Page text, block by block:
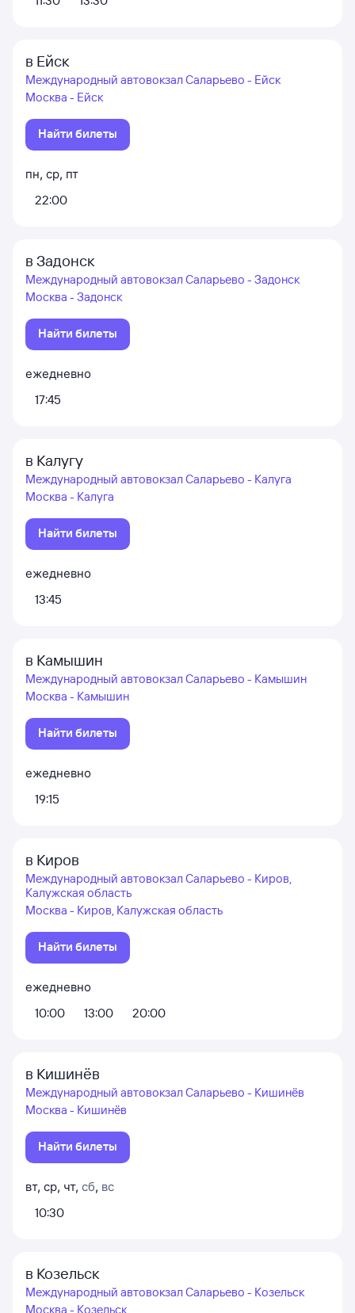
в Ейск
Международный автовокзал Саларьево - Ейск
Москва - Ейск
Найти билеты
пн, ср, пт
22:00
в Задонск
Международный автовокзал Саларьево - Задонск
Москва - Задонск
Найти билеты
ежедневно
17:45
в Калугу
Международный автовокзал Саларьево - Калуга
Москва - Калуга
Найти билеты
ежедневно
13:45
в Камышин
Международный автовокзал Саларьево - Камышин
Москва - Камышин
Найти билеты
ежедневно
19:15
в Киров
Международный автовокзал Саларьево - Киров,
Калужская область
Москва - Киров, Калужская область
Найти билеты
ежедневно
10:00
13:00 20:00
в Кишинёв
Международный автовокзал Саларьево - Кишинёв
Москва - Кишинёв
Найти билеты
вт, ср, чт, сб, вс
10:30
в Козельск
Международный автовокзал Саларьево - Козельск
Москва - Козельск